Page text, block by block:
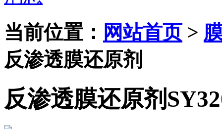
当前位置： 网站首页>
反渗透膜还原剂
反渗透膜还原剂